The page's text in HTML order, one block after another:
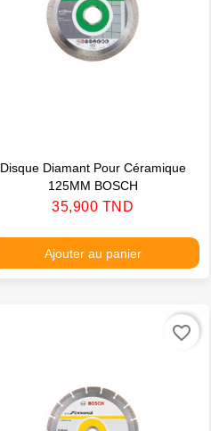
Disque Diamant Pour Céramique
125MM BOSCH
Prix
35,900 TND
Ajouter au panier
favorite_border